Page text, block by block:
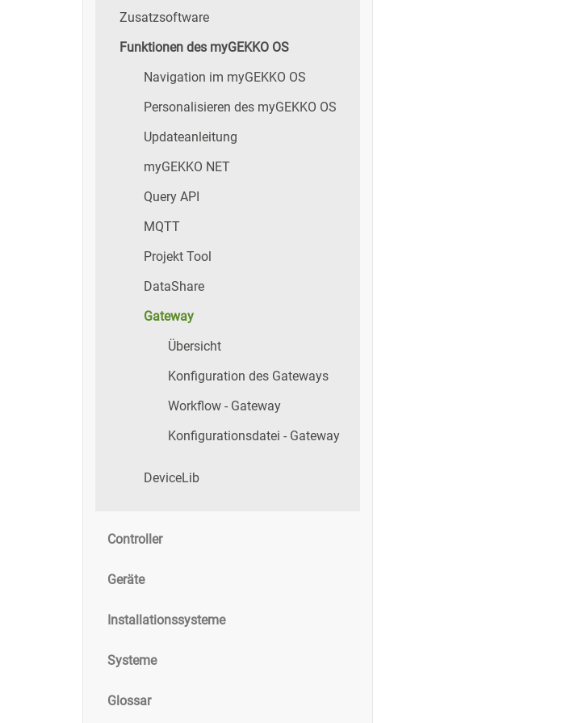
Zusatzsoftware
Funktionen des myGEKKO OS
Navigation im myGEKKO OS
Personalisieren des myGEKKO OS
Updateanleitung
myGEKKO NET
Query API
MQTT
Projekt Tool
DataShare
Gateway
Übersicht
Konfiguration des Gateways
Workflow - Gateway
Konfigurationsdatei - Gateway
DeviceLib
Controller
Geräte
Installationssysteme
Systeme
Glossar